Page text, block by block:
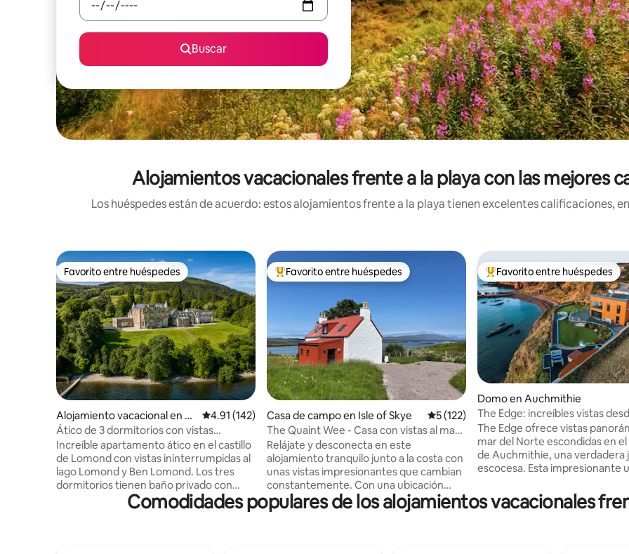
Buscar
Alojamientos vacacionales frente a la playa con las mejores
Los huéspedes están de acuerdo: estos alojamientos frente a la playa tienen excelentes calificaciones,
Favorito entre huéspedes
Favorito entre huéspedes
Alojamiento vacacional en Ar
gyll and Bute Council
Calificación promedio: 4.91 de 5, 142 reseñas
4.91 (142)
Ático de 3 dormitorios con vistas
espectaculares en el castillo de Lomond
Increíble apartamento ático en el castillo
de Lomond con vistas ininterrumpidas al
lago Lomond y Ben Lomond. Los tres
dormitorios tienen baño privado con
duchas modernas, camas de lujo,
colchones, sábanas de algodón egipcio
Favorito entre huéspedes preferido
Favorito entre huéspedes
Casa de campo en Isle of Skye Calificación promedio: 5 de 5, 122 reseñas
5 (122)
The Quaint Wee - Casa con vistas al mar
y a las montañas
Relájate y desconecta en este
alojamiento tranquilo junto a la costa con
unas vistas impresionantes que cambian
constantemente. Con una ubicación
ideal para dar paseos suaves desde la
casa hasta la playa local y para explorar
Favorito entre huéspedes
Favorito entre huéspedes
Domo en Auchmithie
The Edge: increíbles vistas
de un acantilado de 42,6
The Edge ofrece vistas
mar del Norte escondidas en
de Auchmithie, una verdadera
escocesa. Esta impresionante ubicación
explorar Angus,
Dundee, Perth y Tayside, ya
Comodidades populares de los alojamientos vacacionales